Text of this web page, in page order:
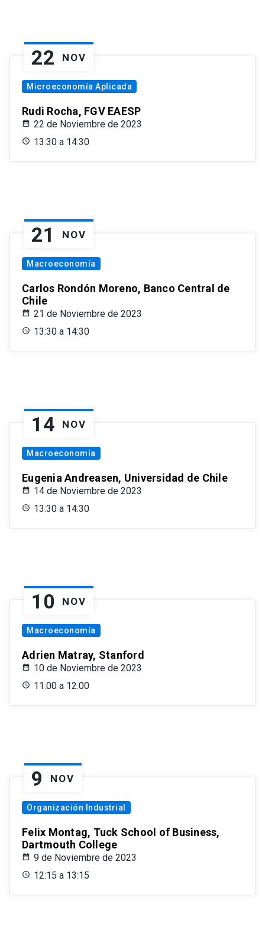
22 NOV
Microeconomía Aplicada
Rudi Rocha, FGV EAESP
22 de Noviembre de 2023
13:30 a 14:30
21 NOV
Macroeconomía
Carlos Rondón Moreno, Banco Central de
Chile
21 de Noviembre de 2023
13:30 a 14:30
14 NOV
Macroeconomía
Eugenia Andreasen, Universidad de Chile
14 de Noviembre de 2023
13:30 a 14:30
10 NOV
Macroeconomía
Adrien Matray, Stanford
10 de Noviembre de 2023
11:00 a 12:00
9 NOV
Organización Industrial
Felix Montag, Tuck School of Business,
Dartmouth College
9 de Noviembre de 2023
12:15 a 13:15